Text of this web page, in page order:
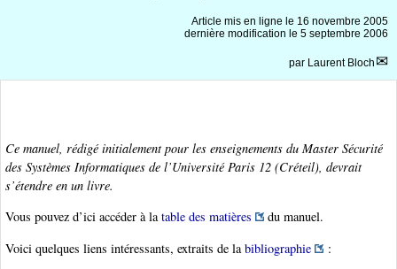
Article mis en ligne le 16 novembre 2005
dernière modification le 5 septembre 2006
par Laurent Bloch
Ce manuel, rédigé initialement pour les enseignements du Master Sécurité
des Systèmes Informatiques de l’Université Paris 12 (Créteil), devrait
s’étendre en un livre.
Vous pouvez d’ici accéder à latable des matières
du manuel.
Voici quelques liens intéressants, extraits de la bibliographie :